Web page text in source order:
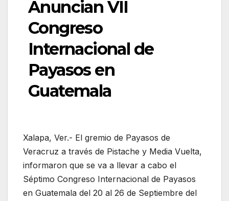
Anuncian VII
Congreso
Internacional de
Payasos en
Guatemala
Xalapa, Ver.- El gremio de Payasos de
Veracruz a través de Pistache y Media Vuelta,
informaron que se va a llevar a cabo el
Séptimo Congreso Internacional de Payasos
en Guatemala del 20 al 26 de Septiembre del